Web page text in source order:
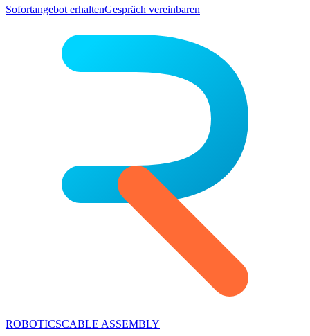
Sofortangebot erhaltenGespräch vereinbaren
ROBOTICSCABLE ASSEMBLY